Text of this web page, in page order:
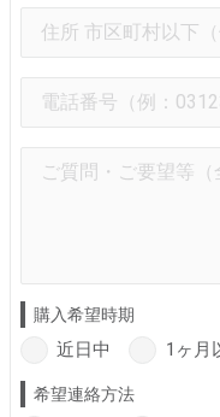
購入希望時期
近日中 1ヶ月
希望連絡方法